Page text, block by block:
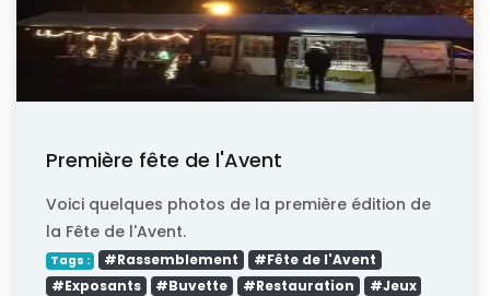
Première fête de l'Avent
Voici quelques photos de la première édition de
la Fête de l'Avent.
Tags : #Rassemblement
#Fête de l'Avent
#Exposants
#Buvette #Restauration #Jeux